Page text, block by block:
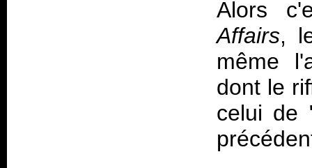
Alors
Affairs,
même
dont le
celui de